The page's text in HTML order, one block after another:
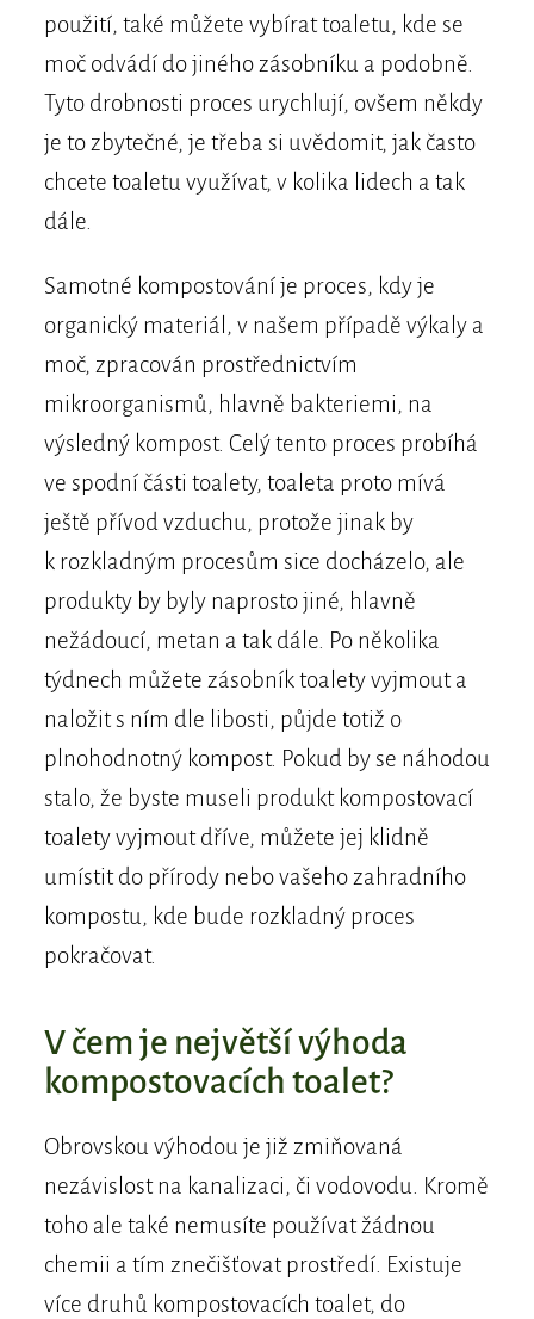
použití, také můžete vybírat toaletu, kde se
moč odvádí do jiného zásobníku a podobně.
Tyto drobnosti proces urychlují, ovšem někdy
je to zbytečné, je třeba si uvědomit, jak často
chcete toaletu využívat, v kolika lidech a tak
dále.
Samotné kompostování je proces, kdy je
organický materiál, v našem případě výkaly a
moč, zpracován prostřednictvím
mikroorganismů, hlavně bakteriemi, na
výsledný kompost. Celý tento proces probíhá
ve spodní části toalety, toaleta proto mívá
ještě přívod vzduchu, protože jinak by
k rozkladným procesům sice docházelo, ale
produkty by byly naprosto jiné, hlavně
nežádoucí, metan a tak dále. Po několika
týdnech můžete zásobník toalety vyjmout a
naložit s ním dle libosti, půjde totiž o
plnohodnotný kompost. Pokud by se náhodou
stalo, že byste museli produkt kompostovací
toalety vyjmout dříve, můžete jej klidně
umístit do přírody nebo vašeho zahradního
kompostu, kde bude rozkladný proces
pokračovat.
V čem je největší výhoda
kompostovacích toalet?
Obrovskou výhodou je již zmiňovaná
nezávislost na kanalizaci, či vodovodu. Kromě
toho ale také nemusíte používat žádnou
chemii a tím znečišťovat prostředí. Existuje
více druhů kompostovacích toalet, do